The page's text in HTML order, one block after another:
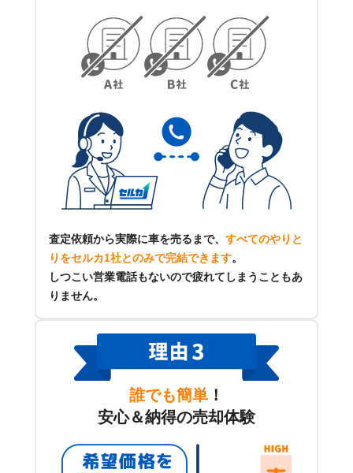
査定依頼から実際に車を売るまで、 すべてのやりと
りをセルカ1社とのみで完結できます。
しつこい営業電話もないので疲れてしまうこともあ
りません。
誰でも簡単 ！
安心＆納得の売却体験